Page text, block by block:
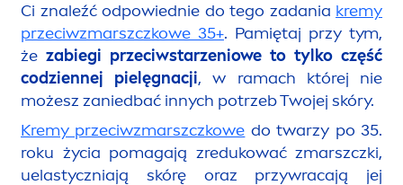
Ci znaleźć odpowiednie do tego zadania kremy
przeciwzmarszczkowe 35+. Pamiętaj przy tym,
że zabiegi przeciwstarzeniowe to tylko część
codziennej pielęgnacji, w ramach której nie
możesz zaniedbać innych potrzeb Twojej skóry.
Kremy przeciwzmarszczkowe do twarzy po 35.
roku życia pomagają zredukować zmarszczki,
uelastyczniają skórę oraz przywracają jej